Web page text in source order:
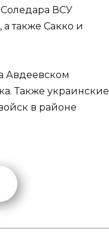
ВСУ
также Сакко и
Авдеевском
Также украинские
в районе